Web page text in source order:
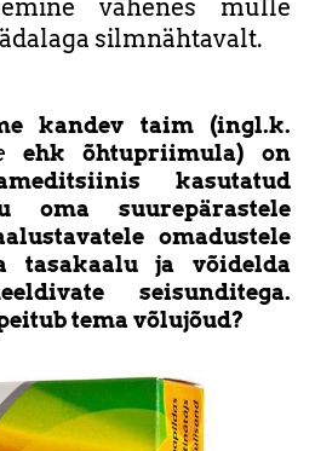
vähenes mulle
silmnähtavalt.
kandev taim (ingl.k.
ehk õhtupriimula) on
kasutatud
suurepärastele
omadustele
tasakaalu ja võidelda
seisunditega.
tema võlujõud?